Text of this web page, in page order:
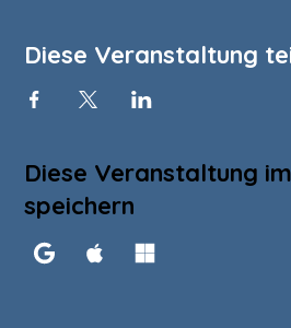
Diese Veranstaltung
Diese Veranstaltung
speichern